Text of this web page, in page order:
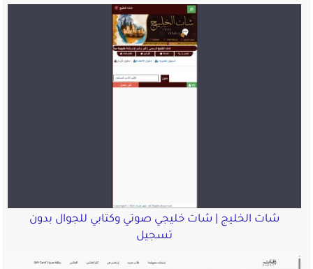
شات الخليج | شات خليجي صوتي وكتابي للجوال بدون
تسجيل